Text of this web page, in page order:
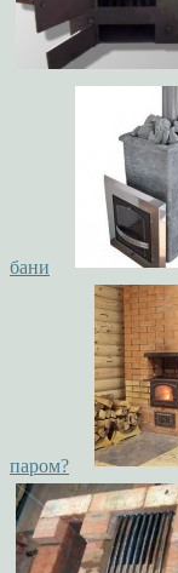
бани
паром?